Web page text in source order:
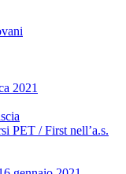
2021
PET / First nell’a.s.